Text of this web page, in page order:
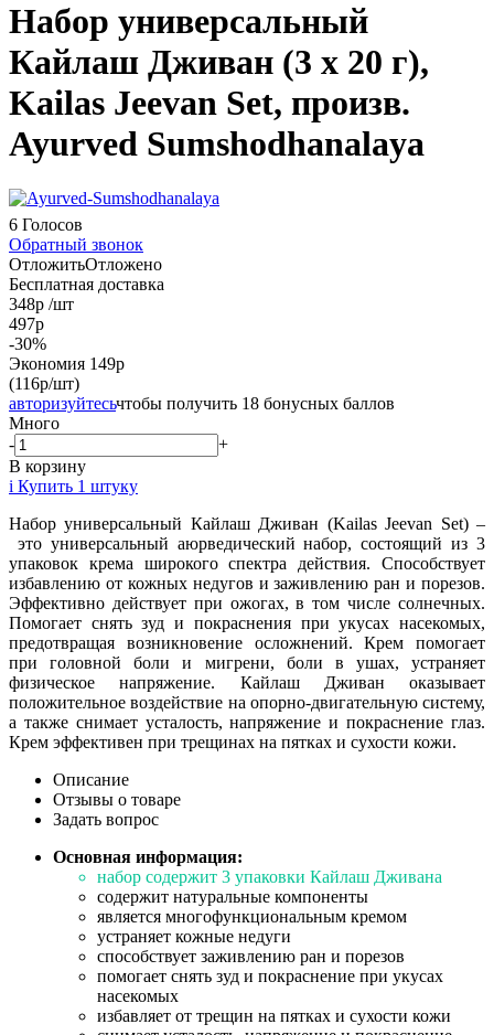
Набор универсальный
Кайлаш Дживан (3 х 20 г),
Kailas Jeevan Set, произв.
Ayurved Sumshodhanalaya
6 Голосов
Обратный звонок
ОтложитьОтложено
Бесплатная доставка
348р /шт
497р
-30%
Экономия 149р
(116р/шт)
авторизуйтесьчтобы получить 18 бонусных баллов
Много
-
+
В корзину
i Купить 1 штуку
Набор универсальный Кайлаш Дживан (Kailas Jeevan Set) –
это универсальный аюрведический набор, состоящий из 3
упаковок крема широкого спектра действия. Способствует
избавлению от кожных недугов и заживлению ран и порезов.
Эффективно действует при ожогах, в том числе солнечных.
Помогает снять зуд и покраснения при укусах насекомых,
предотвращая возникновение осложнений. Крем помогает
при головной боли и мигрени, боли в ушах, устраняет
физическое напряжение. Кайлаш Дживан оказывает
положительное воздействие на опорно-двигательную систему,
а также снимает усталость, напряжение и покраснение глаз.
Крем эффективен при трещинах на пятках и сухости кожи.
Описание
Отзывы о товаре
Задать вопрос
Основная информация:
набор содержит 3 упаковки Кайлаш Дживана
содержит натуральные компоненты
является многофункциональным кремом
устраняет кожные недуги
способствует заживлению ран и порезов
помогает снять зуд и покраснение при укусах
насекомых
избавляет от трещин на пятках и сухости кожи